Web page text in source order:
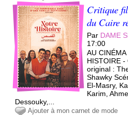
Critique
du Caire
Par DAME
17:00
AU
HISTOIRE -
original :
Shawky
El-Masry,
Karim,
Dessouky,...
Ajouter à mon carnet de mode